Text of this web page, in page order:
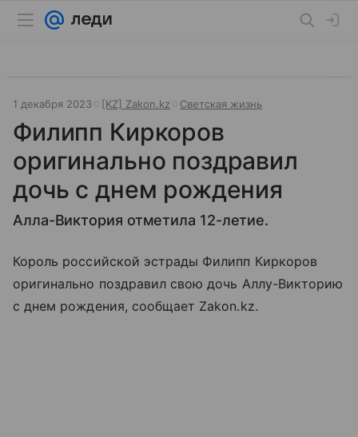
1 декабря 2023 [KZ] Zakon.kz Светская жизнь
Филипп Киркоров
оригинально поздравил
дочь с днем рождения
Алла-Виктория отметила 12-летие.
Король российской эстрады Филипп Киркоров
оригинально поздравил свою дочь Аллу-Викторию
с днем рождения, сообщает Zakon.kz.